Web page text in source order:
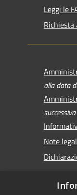
Leggi le
Richiesta
alla data
Note